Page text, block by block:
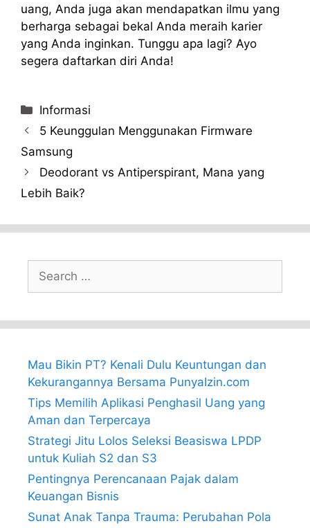
uang, Anda juga akan mendapatkan ilmu yang
berharga sebagai bekal Anda meraih karier
yang Anda inginkan. Tunggu apa lagi? Ayo
segera daftarkan diri Anda!
Categories
Informasi
5 Keunggulan Menggunakan Firmware
Samsung
Deodorant vs Antiperspirant, Mana yang
Lebih Baik?
for:
Mau Bikin PT? Kenali Dulu Keuntungan dan
Kekurangannya Bersama PunyaIzin.com
Tips Memilih Aplikasi Penghasil Uang yang
Aman dan Terpercaya
Strategi Jitu Lolos Seleksi Beasiswa LPDP
untuk Kuliah S2 dan S3
Pentingnya Perencanaan Pajak dalam
Keuangan Bisnis
Sunat Anak Tanpa Trauma: Perubahan Pola